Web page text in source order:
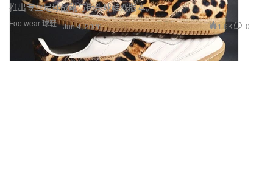
Footwear 球鞋
推出专业足球战靴与街头球鞋双版本。
Jun 4, 2026 1.6K 0